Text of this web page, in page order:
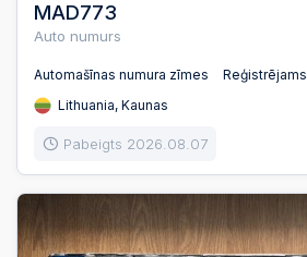
MAD773
Auto numurs
Automašīnas numura zīmes Reģistrējams
Lithuania, Kaunas
Pabeigts 2026.08.07